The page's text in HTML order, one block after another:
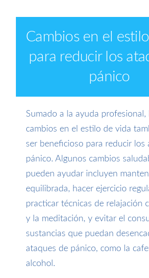
Cambios en el
para reducir los
pánico
Sumado a la ayuda profesional,
cambios en el estilo de vida
ser beneficioso para reducir los
pánico. Algunos cambios
pueden ayudar incluyen
equilibrada, hacer ejercicio
practicar técnicas de relajación
y la meditación, y evitar el
sustancias que puedan
ataques de pánico, como la
alcohol.